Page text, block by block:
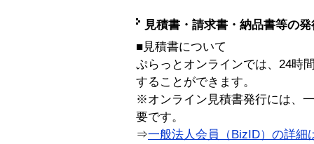
見積書・請求書・納品書等の
■見積書について
ぷらっとオンラインでは、24時
することができます。
※オンライン見積書発行には、
要です。
⇒一般法人会員（BizID）の詳細